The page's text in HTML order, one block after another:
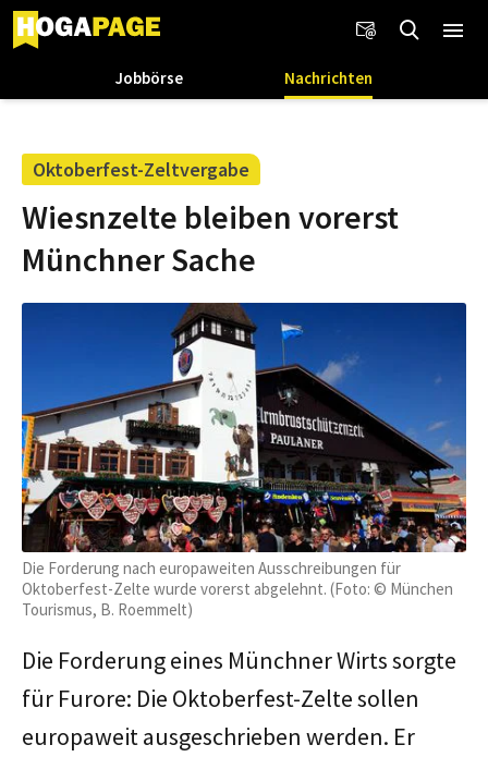
Jobbörse Nachrichten
Oktoberfest-Zeltvergabe
Wiesnzelte bleiben vorerst
Münchner Sache
Die Forderung nach europaweiten Ausschreibungen für
Oktoberfest-Zelte wurde vorerst abgelehnt. (Foto: © München
Tourismus, B. Roemmelt)
Die Forderung eines Münchner Wirts sorgte
für Furore: Die Oktoberfest-Zelte sollen
europaweit ausgeschrieben werden. Er